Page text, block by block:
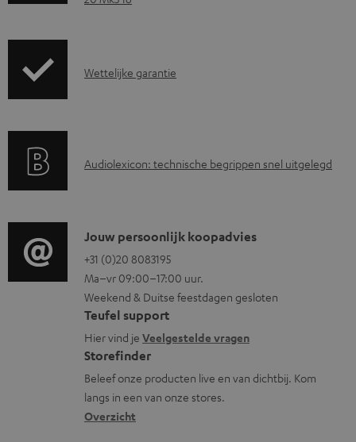
o
o
m
e
n
t
e
n
G
n
e
i
n
f
o
r
m
a
Wettelijke garantie
A
i
o
g
l
o
s
s
a
r
Audiolexicon: technische begrippen snel uitgelegd
C
o
n
t
a
c
t
i
n
Jouw persoonlijk koopadvies
+31 (0)20 8083195
Ma–vr 09:00–17:00 uur.
Weekend & Duitse feestdagen gesloten
Teufel support
Hier vind je Veelgestelde vragen
Storefinder
Beleef onze producten live en van dichtbij. Kom
langs in een van onze stores.
Overzicht